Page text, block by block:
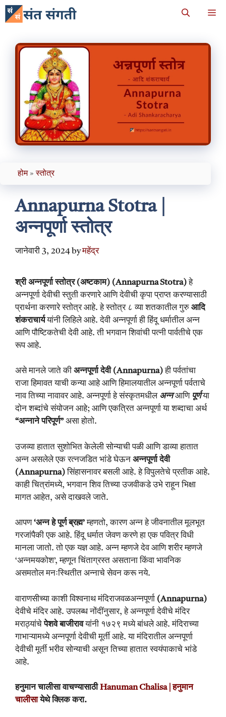
Skip
to
होम»स्तोत्र
Annapurna Stotra |
अन्नपूर्णा स्तोत्र
जानेवारी 3, 2024 byमहेंद्र
श्री अन्नपूर्णा स्तोत्र (अष्टकाम) (Annapurna Stotra)हे
अन्नपूर्णा देवीची स्तुती करणारे आणि देवीची कृपा प्राप्त करण्यासाठी
प्रार्थना करणारे स्तोत्र आहे. हे स्तोत्र ८ व्या शतकातील गुरु आदि
शंकराचार्ययांनी लिहिले आहे. देवी अन्नपूर्णा ही हिंदू धर्मातील अन्न
आणि पौष्टिकतेची देवी आहे. ती भगवान शिवांची पत्नी पार्वतीचे एक
रूप आहे.
असे मानले जाते की अन्नपूर्णा देवी (Annapurna)ही पर्वतांचा
राजा हिमावत याची कन्या आहे आणि हिमालयातील अन्नपूर्णा पर्वताचे
नाव तिच्या नावावर आहे. अन्नपूर्णा हे संस्कृतमधील अन्नआणि पूर्णया
दोन शब्दांचे संयोजन आहे; आणि एकत्रित अन्नपूर्णा या शब्दाचा अर्थ
“अन्नाने परिपूर्ण”असा होतो.
उजव्या हातात सुशोभित केलेली सोन्याची पळी आणि डाव्या हातात
अन्न असलेले एक रत्नजडित भांडे घेऊन अन्नपूर्णा देवी
(Annapurna)सिंहासनावर बसली आहे. हे विपुलतेचे प्रतीक आहे.
काही चित्रांमध्ये, भगवान शिव तिच्या उजवीकडे उभे राहून भिक्षा
मागत आहेत, असे दाखवले जाते.
आपण‘अन्न हे पूर्ण ब्रह्म’म्हणतो, कारण अन्न हे जीवनातील मूलभूत
गरजांपैकी एक आहे. हिंदू धर्मात जेवण करणे हा एक पवित्र विधी
मानला जातो. तो एक यज्ञ आहे. अन्न म्हणजे देव आणि शरीर म्हणजे
‘अन्नमयकोश’, म्हणून चिंताग्रस्त असताना किंवा भावनिक
असमतोल मनःस्थितीत अन्नाचे सेवन करू नये.
वाराणसीच्या काशी विश्वनाथ मंदिराजवळअन्नपूर्णा (Annapurna)
देवीचे मंदिर आहे. उपलब्ध नोंदींनुसार, हे अन्नपूर्णा देवीचे मंदिर
मराठ्यांचेपेशवे बाजीरावयांनी १७२९ मध्ये बांधले आहे. मंदिराच्या
गाभाऱ्यामध्ये अन्नपूर्णा देवीची मूर्ती आहे. या मंदिरातील अन्नपूर्णा
देवीची मूर्ती भरीव सोन्याची असून तिच्या हातात स्वयंपाकाचे भांडे
आहे.
हनुमान चालीसा वाचण्यासाठीHanuman Chalisa | हनुमान
चालीसायेथे क्लिक करा.